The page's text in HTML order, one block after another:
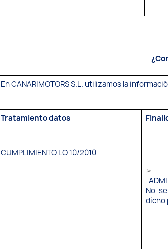
En CANARIMOTORS S.L. utilizamos la
Tratamiento datos
CUMPLIMIENTO LO 10/2010
➢
No
dicho